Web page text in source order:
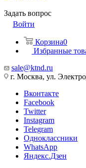
Задать вопрос
Войти
Корзина0
Избранные
sale@ktnd.ru
г. Москва, ул.
Вконтакте
Facebook
Twitter
Instagram
Telegram
Одноклассники
WhatsApp
Яндекс.Дзен